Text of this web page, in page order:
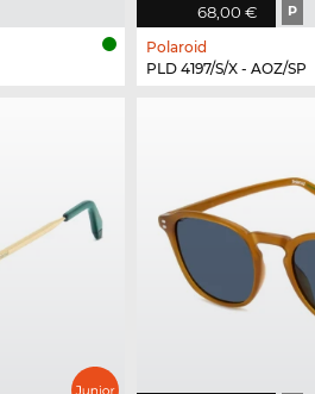
68,00 € P
Polaroid
PLD 4197/S/X - AOZ/SP